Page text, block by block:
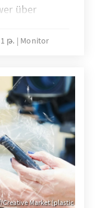
über
թ. Monitor
Market (plastic